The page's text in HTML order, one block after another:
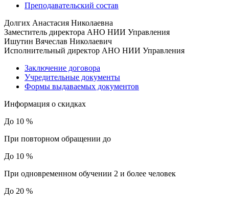
Преподавательский состав
Долгих Анастасия Николаевна
Заместитель директора АНО НИИ Управления
Ишутин Вячеслав Николаевич
Исполнительный директор АНО НИИ Управления
Заключение договора
Учредительные документы
Формы выдаваемых документов
Информация о скидках
До 10 %
При повторном обращении до
До 10 %
При одновременном обучении 2 и более человек
До 20 %